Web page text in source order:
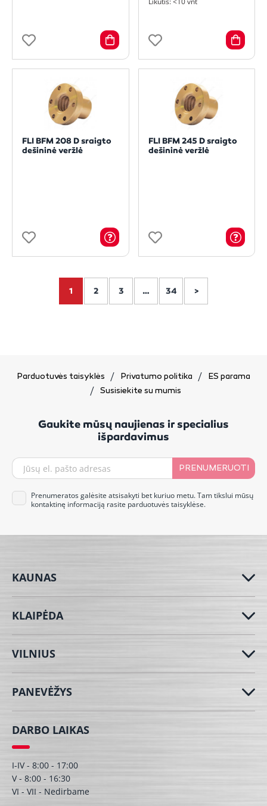
FLI BFM 208 D sraigto
dešininė veržlė
FLI BFM 245 D sraigto
dešininė veržlė
1 2 3 … 34 >
Parduotuvės taisyklės Privatumo politika
ES parama
Susisiekite su mumis
Gaukite mūsų naujienas ir specialius
išpardavimus
PRENUMERUOTI
Prenumeratos galėsite atsisakyti bet kuriuo metu. Tam tikslui mūsų
kontaktinę informaciją rasite parduotuvės taisyklėse.
KAUNAS
KLAIPĖDA
VILNIUS
PANEVĖŽYS
DARBO LAIKAS
I-IV - 8:00 - 17:00
V - 8:00 - 16:30
VI - VII - Nedirbame